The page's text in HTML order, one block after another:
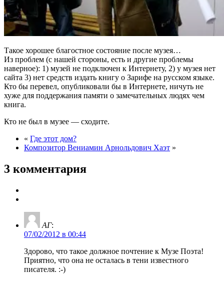
Такое хорошее благостное состояние после музея…
Из проблем (с нашей стороны, есть и другие проблемы
наверное): 1) музей не подключен к Интернету, 2) у музея нет
сайта 3) нет средств издать книгу о Зарифе на русском языке.
Кто бы перевел, опубликовали бы в Интернете, ничуть не
хуже для поддержания памяти о замечательных людях чем
книга.
Кто не был в музее — сходите.
« Где этот дом?
Композитор Вениамин Арнольдович Хаэт »
3 комментария
АГ:
07/02/2012 в 00:44
Здорово, что такое должное почтение к Музе Поэта!
Приятно, что она не осталась в тени известного
писателя. :-)